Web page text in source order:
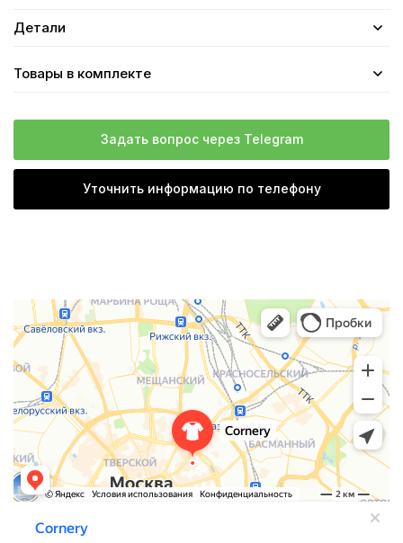
Детали
Товары в комплекте
Задать вопрос через Telegram
Уточнить информацию по телефону